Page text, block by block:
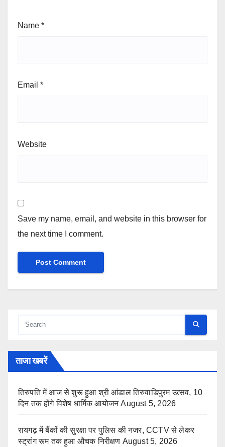
Name *
Email *
Website
Save my name, email, and website in this browser for
the next time I comment.
ताजा खबरें
तिरुपति में आज से शुरू हुआ श्री आंडाल तिरुवाडिपुरम उत्सव, 10
दिन तक होंगे विशेष धार्मिक आयोजन August 5, 2026
रायगढ़ में बैंकों की सुरक्षा पर पुलिस की नजर, CCTV से लेकर
स्ट्रांग रूम तक हुआ औचक निरीक्षण August 5, 2026